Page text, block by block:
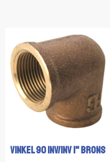
VINKEL 90 INV/INV 1" BRONS